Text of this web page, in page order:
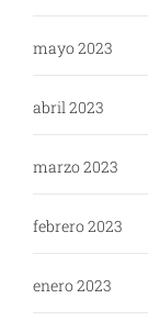
mayo 2023
abril 2023
marzo 2023
febrero 2023
enero 2023